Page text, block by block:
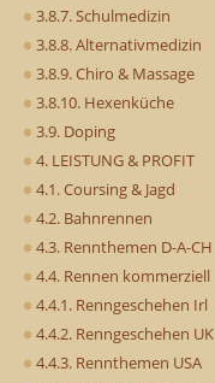
3.8.7. Schulmedizin
3.8.8. Alternativmedizin
3.8.9. Chiro & Massage
3.8.10. Hexenküche
3.9. Doping
4. LEISTUNG & PROFIT
4.1. Coursing & Jagd
4.2. Bahnrennen
4.3. Rennthemen D-A-CH
4.4. Rennen kommerziell
4.4.1. Renngeschehen Irl
4.4.2. Renngeschehen UK
4.4.3. Rennthemen USA